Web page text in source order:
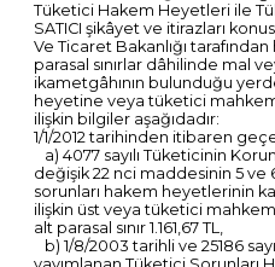
Tüketici Hakem Heyetleri ile
SATICI şikâyet ve itirazları
Ve Ticaret Bakanlığı
parasal sınırlar dâhilinde mal
ikametgâhının bulunduğu
heyetine veya tüketici
ilişkin bilgiler aşağıdadır:
1/1/2012 tarihinden itibaren
a) 4077 sayılı Tüketicinin
değişik 22 nci maddesinin 5 ve
sorunları hakem heyetlerinin
ilişkin üst veya tüketici
alt parasal sınır 1.161,67 TL,
b) 1/8/2003 tarihli ve 25186